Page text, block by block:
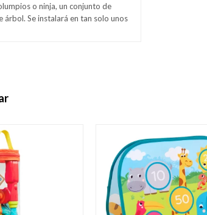
o ninja, un conjunto de
árbol. Se instalará en tan solo unos